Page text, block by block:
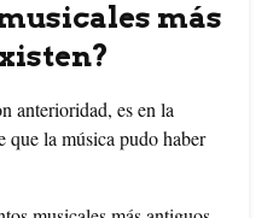
más
anterioridad, es en la
que la música pudo haber